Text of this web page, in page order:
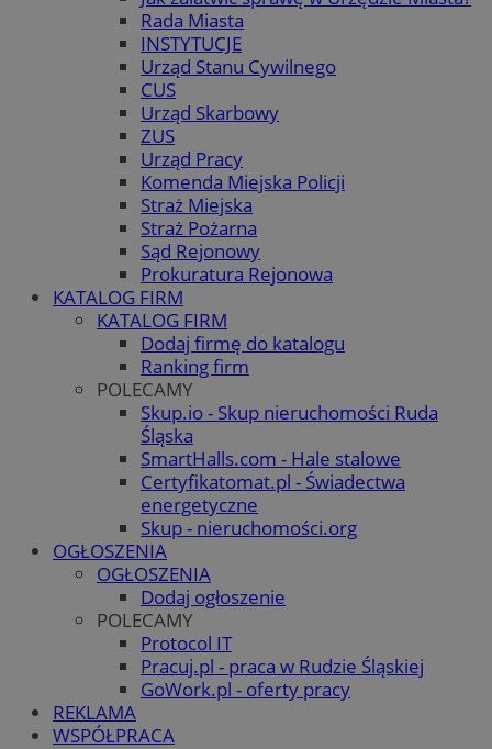
Rada Miasta
INSTYTUCJE
Urząd Stanu Cywilnego
CUS
Urząd Skarbowy
ZUS
Urząd Pracy
Komenda Miejska Policji
Straż Miejska
Straż Pożarna
Sąd Rejonowy
Prokuratura Rejonowa
KATALOG FIRM
KATALOG FIRM
Dodaj firmę do katalogu
Ranking firm
POLECAMY
Skup.io - Skup nieruchomości Ruda
Śląska
SmartHalls.com - Hale stalowe
Certyfikatomat.pl - Świadectwa
energetyczne
Skup - nieruchomości.org
OGŁOSZENIA
OGŁOSZENIA
Dodaj ogłoszenie
POLECAMY
Protocol IT
Pracuj.pl - praca w Rudzie Śląskiej
GoWork.pl - oferty pracy
REKLAMA
WSPÓŁPRACA